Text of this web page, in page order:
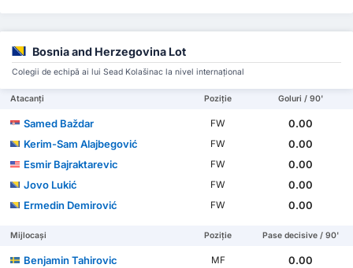
Bosnia and Herzegovina Lot
Colegii de echipă ai lui Sead Kolašinac la nivel internațional
Atacanți Poziție Goluri / 90'
Samed Baždar FW
0.00
Kerim-Sam Alajbegović
FW
0.00
Esmir Bajraktarevic
FW
0.00
Jovo Lukić
FW
0.00
Ermedin Demirović
FW 0.00
Mijlocași Poziție Pase decisive / 90'
Benjamin Tahirovic MF
0.00